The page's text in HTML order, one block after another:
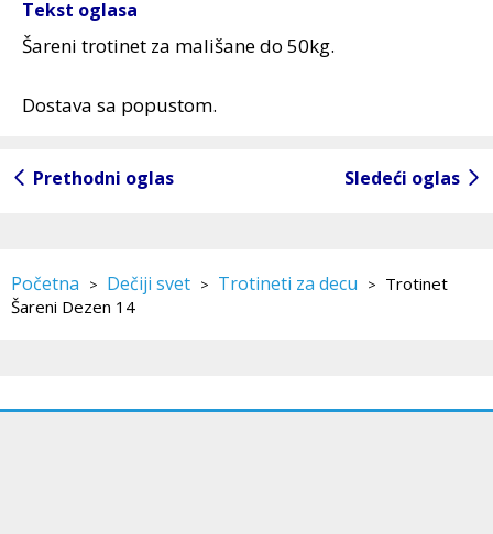
Tekst oglasa
Šareni trotinet za mališane do 50kg.
Dostava sa popustom.
Prethodni oglas Sledeći oglas
Početna > Dečiji svet > Trotineti za decu > Trotinet
Šareni Dezen 14